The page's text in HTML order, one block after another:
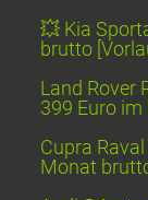
💥 Kia
brutto
Land Rover
399 Euro
Cupra
Monat